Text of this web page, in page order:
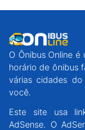
O Ônibus Online
horário de ônibus
várias cidades
você.
Este site usa
AdSense. O